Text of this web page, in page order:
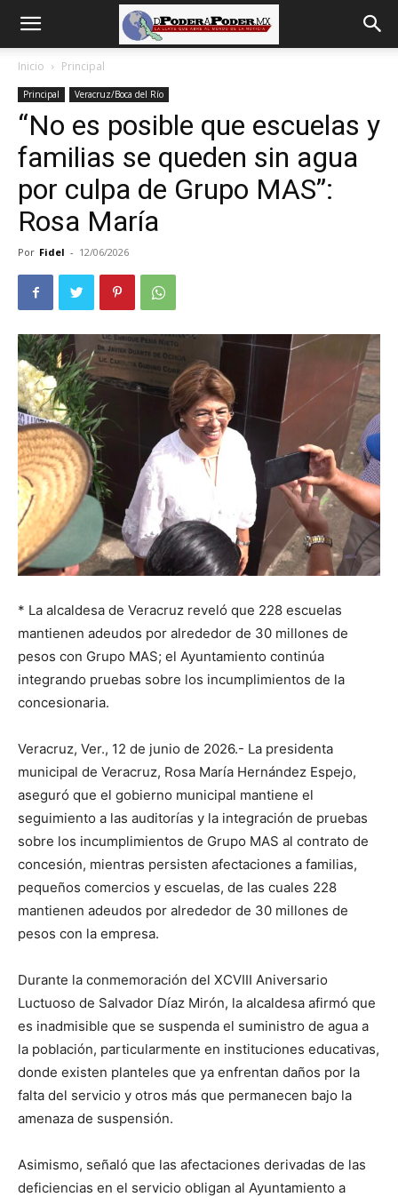
poder
Poder
Inicio Principal
Principal Veracruz/Boca del Río
“No es posible que escuelas y
familias se queden sin agua
por culpa de Grupo MAS”:
Rosa María
Por Fidel - 12/06/2026
* La alcaldesa de Veracruz reveló que 228 escuelas
mantienen adeudos por alrededor de 30 millones de
pesos con Grupo MAS; el Ayuntamiento continúa
integrando pruebas sobre los incumplimientos de la
concesionaria.
Veracruz, Ver., 12 de junio de 2026.- La presidenta
municipal de Veracruz, Rosa María Hernández Espejo,
aseguró que el gobierno municipal mantiene el
seguimiento a las auditorías y la integración de pruebas
sobre los incumplimientos de Grupo MAS al contrato de
concesión, mientras persisten afectaciones a familias,
pequeños comercios y escuelas, de las cuales 228
mantienen adeudos por alrededor de 30 millones de
pesos con la empresa.
Durante la conmemoración del XCVIII Aniversario
Luctuoso de Salvador Díaz Mirón, la alcaldesa afirmó que
es inadmisible que se suspenda el suministro de agua a
la población, particularmente en instituciones educativas,
donde existen planteles que ya enfrentan daños por la
falta del servicio y otros más que permanecen bajo la
amenaza de suspensión.
Asimismo, señaló que las afectaciones derivadas de las
deficiencias en el servicio obligan al Ayuntamiento a